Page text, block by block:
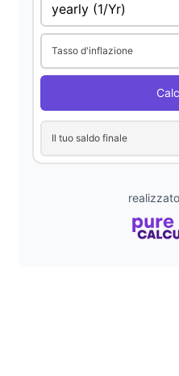
Tasso d'inflazione
Il tuo saldo finale